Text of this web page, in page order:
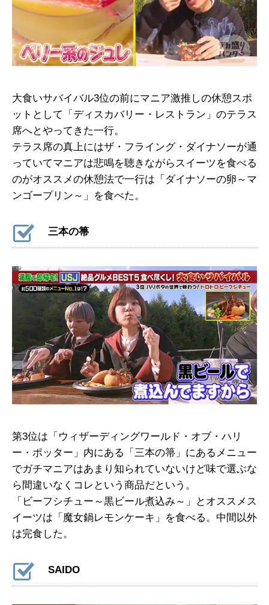
大食いサバイバル3位の前にマニア激推しの休憩スポ
ットとして「ディスカバリー・レストラン」のテラス
席へとやってきた一行。
テラス席の真上にはザ・フライング・ダイナソーが通
っていてマニアは悲鳴を聴きながらスイーツを食べる
のがオススメの休憩法で一行は「ダイナソーの卵～マ
ンゴープリン～」を食べた。
三本の箒
第3位は「ウィザーディングワールド・オブ・ハリ
ー・ポッター」内にある「三本の箒」にあるメニュー
でガチマニアはあまり知られていないけど味で選ぶな
ら間違いなくコレという商品だという。
「ビーフシチュー～黒ビール煮込み～」とオススメス
イーツは「魔女鍋レモンケーキ」を食べる。中間以外
は完食した。
SAIDO